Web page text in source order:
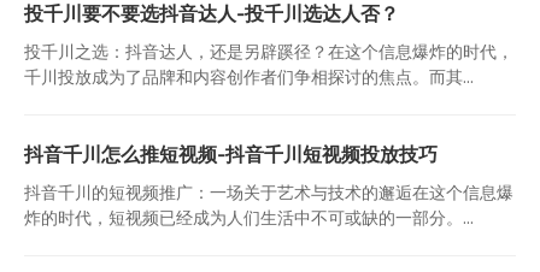
投千川要不要选抖音达人-投千川选达人否？
投千川之选：抖音达人，还是另辟蹊径？在这个信息爆炸的时代，
千川投放成为了品牌和内容创作者们争相探讨的焦点。而其...
抖音千川怎么推短视频-抖音千川短视频投放技巧
抖音千川的短视频推广：一场关于艺术与技术的邂逅在这个信息爆
炸的时代，短视频已经成为人们生活中不可或缺的一部分。...